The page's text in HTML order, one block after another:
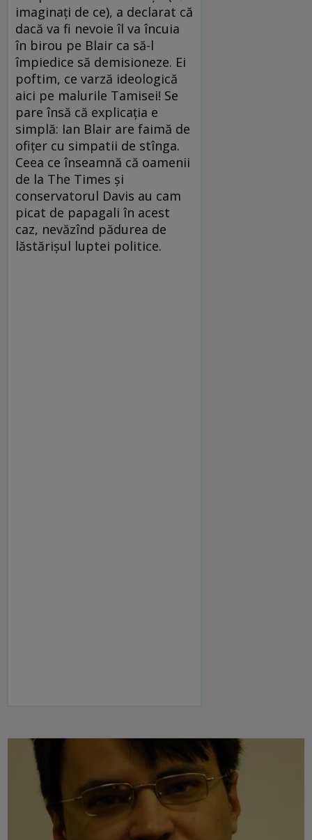
imaginaţi de ce), a declarat că
dacă va fi nevoie îl va încuia
în birou pe Blair ca să-l
împiedice să demisioneze. Ei
poftim, ce varză ideologică
aici pe malurile Tamisei! Se
pare însă că explicaţia e
simplă: Ian Blair are faimă de
ofiţer cu simpatii de stînga.
Ceea ce înseamnă că oamenii
de la The Times şi
conservatorul Davis au cam
picat de papagali în acest
caz, nevăzînd pădurea de
lăstărişul luptei politice.